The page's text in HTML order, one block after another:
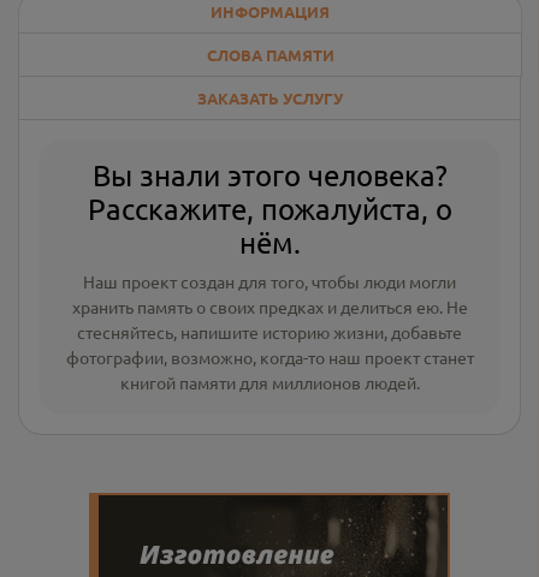
ИНФОРМАЦИЯ
СЛОВА ПАМЯТИ
ЗАКАЗАТЬ УСЛУГУ
Вы знали этого человека?
Расскажите, пожалуйста, о
нём.
Наш проект создан для того, чтобы люди могли
хранить память о своих предках и делиться ею. Не
стесняйтесь, напишите историю жизни, добавьте
фотографии, возможно, когда-то наш проект станет
книгой памяти для миллионов людей.